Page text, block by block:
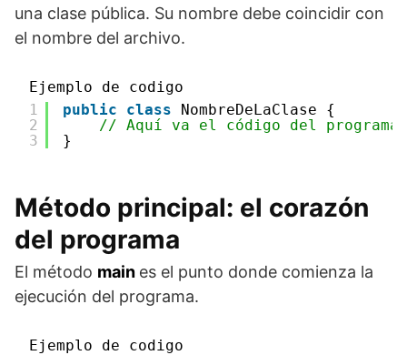
una clase pública. Su nombre debe coincidir con
el nombre del archivo.
Ejemplo de codigo
1
2
3
public class
NombreDeLaClase {
// Aquí va el código del programa
}
Método principal: el corazón
del programa
El método main es el punto donde comienza la
ejecución del programa.
Ejemplo de codigo